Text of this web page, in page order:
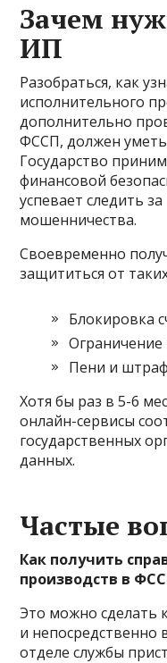
Зачем
ИП
Разобраться, как
исполнительного
дополнительно
ФССП, должен
Государство
финансовой
успевает следить
мошенничества.
Своевременно
защититься от
Блокировка
Пени и
Хотя бы раз в 5-6
онлайн-сервисы
государственных
данных.
Частые
Как получить
производств в
Это можно сделать
и
отделе службы